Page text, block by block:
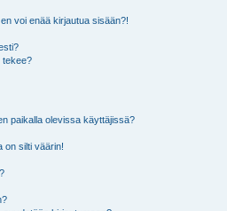
voi enää kirjautua sisään?!
tekee?
paikalla olevissa käyttäjissä?
on silti väärin!